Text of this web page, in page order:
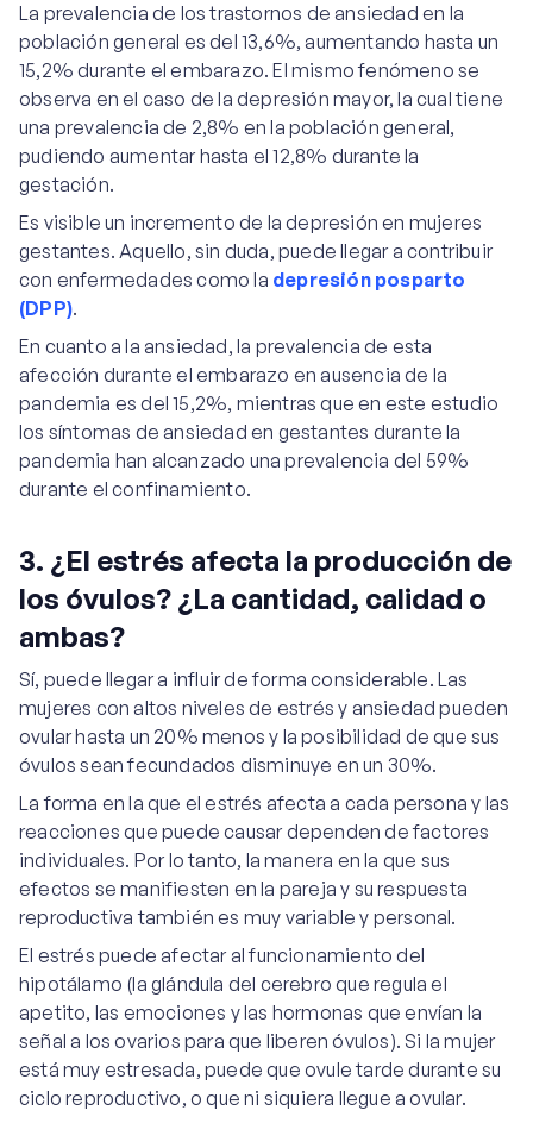
La prevalencia de los trastornos de ansiedad en la
población general es del 13,6%, aumentando hasta un
15,2% durante el embarazo. El mismo fenómeno se
observa en el caso de la depresión mayor, la cual tiene
una prevalencia de 2,8% en la población general,
pudiendo aumentar hasta el 12,8% durante la
gestación.
Es visible un incremento de la depresión en mujeres
gestantes. Aquello, sin duda, puede llegar a contribuir
con enfermedades como la depresión posparto
(DPP).
En cuanto a la ansiedad, la prevalencia de esta
afección durante el embarazo en ausencia de la
pandemia es del 15,2%, mientras que en este estudio
los síntomas de ansiedad en gestantes durante la
pandemia han alcanzado una prevalencia del 59%
durante el confinamiento.
3. ¿El estrés afecta la producción de
los óvulos? ¿La cantidad, calidad o
ambas?
Sí, puede llegar a influir de forma considerable. Las
mujeres con altos niveles de estrés y ansiedad pueden
ovular hasta un 20% menos y la posibilidad de que sus
óvulos sean fecundados disminuye en un 30%.
La forma en la que el estrés afecta a cada persona y las
reacciones que puede causar dependen de factores
individuales. Por lo tanto, la manera en la que sus
efectos se manifiesten en la pareja y su respuesta
reproductiva también es muy variable y personal.
El estrés puede afectar al funcionamiento del
hipotálamo (la glándula del cerebro que regula el
apetito, las emociones y las hormonas que envían la
señal a los ovarios para que liberen óvulos). Si la mujer
está muy estresada, puede que ovule tarde durante su
ciclo reproductivo, o que ni siquiera llegue a ovular.